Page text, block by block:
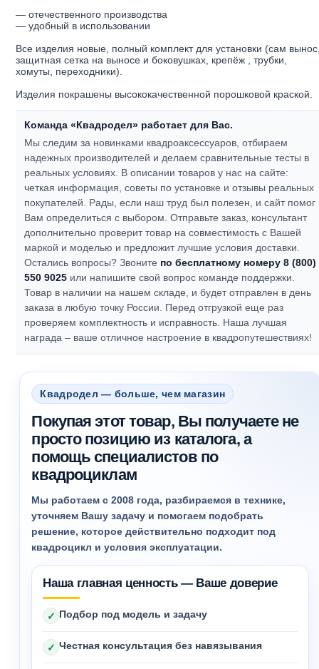
— отечественного производства
— удобный в использовании
Все изделия новые, полный комплект для установки (сам
защитная сетка на выносе и боковушках, крепёж , трубки,
хомуты, переходники).
Изделия покрашены высококачественной порошковой краской.
Команда «Квадродел» работает для Вас.
Мы следим за новинками квадроаксессуаров, отбираем
надежных производителей и делаем сравнительные тесты в
реальных условиях. В описании товаров у нас на сайте:
четкая информация, советы по установке и отзывы реальных
покупателей. Рады, если наш труд был полезен, и сайт помог
Вам определиться с выбором.Отправьте заказ, консультант
дополнительно проверит товар на совместимость с Вашей
маркой и моделью и предложит лучшие условия доставки.
Остались вопросы? Звоните по бесплатному номеру 8 (800)
550 9025 или напишите свой вопрос команде поддержки.
Товар в наличии на нашем складе, и будет отправлен в день
заказа в любую точку России. Перед отгрузкой еще раз
проверяем комплектность и исправность. Наша лучшая
награда – ваше отличное настроение в квадропутешествиях!
Квадродел — больше, чем магазин
Покупая этот товар, Вы получаете не
просто позицию из каталога, а
помощь специалистов по
квадроциклам
Мы работаем с 2008 года, разбираемся в технике,
уточняем Вашу задачу и помогаем подобрать
решение, которое действительно подходит под
квадроцикл и условия эксплуатации.
Наша главная ценность — Ваше доверие
✓ Подбор под модель и задачу
✓ Честная консультация без навязывания